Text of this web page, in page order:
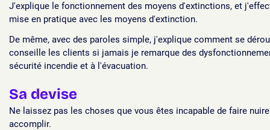
J'explique le fonctionnement des moyens d'extinctions, et
mise en pratique avec les moyens d'extinction.
De même, avec des paroles simple, j'explique comment se
conseille les clients si jamais je remarque des
sécurité incendie et à l'évacuation.
Sa devise
Ne laissez pas les choses que vous êtes incapable de faire
accomplir.